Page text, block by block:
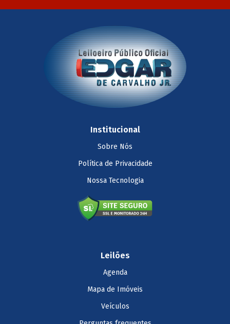
Institucional
Sobre Nós
Política de Privacidade
Nossa Tecnologia
Leilões
Agenda
Mapa de Imóveis
Veículos